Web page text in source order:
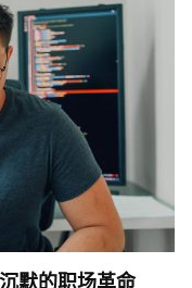
默的职场革命